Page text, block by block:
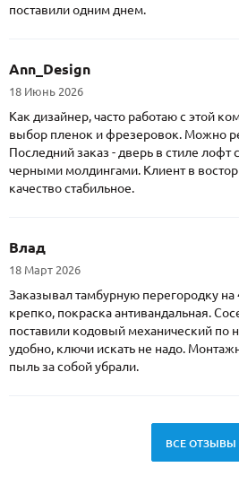
поставили одним днем.
Ann_Design
18 Июнь 2026
Как дизайнер, часто работаю с этой
выбор пленок и фрезеровок. Можно
Последний заказ - дверь в стиле лофт
черными молдингами. Клиент в
качество стабильное.
Влад
18 Март 2026
Заказывал тамбурную перегородку
крепко, покраска антивандальная.
поставили кодовый механический по
удобно, ключи искать не надо.
пыль за собой убрали.
ВСЕ ОТЗЫВЫ